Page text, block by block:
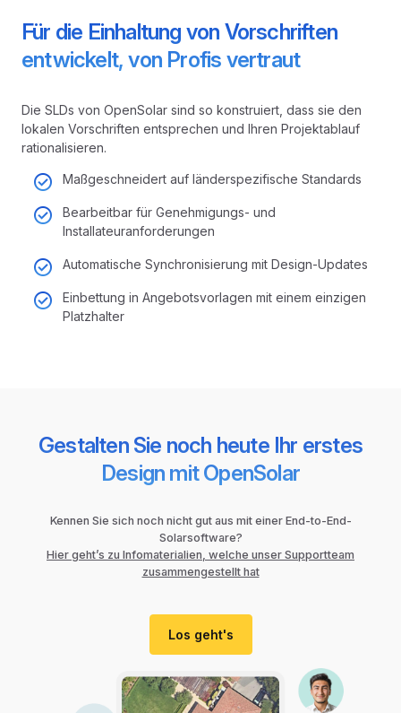
Für die Einhaltung von Vorschriften
entwickelt, von Profis vertraut
Die SLDs von OpenSolar sind so konstruiert, dass sie den
lokalen Vorschriften entsprechen und Ihren Projektablauf
rationalisieren.
Maßgeschneidert auf länderspezifische Standards
Bearbeitbar für Genehmigungs- und
Installateuranforderungen
Automatische Synchronisierung mit Design-Updates
Einbettung in Angebotsvorlagen mit einem einzigen
Platzhalter
Gestalten Sie noch heute Ihr erstes
Design mit OpenSolar
Kennen Sie sich noch nicht gut aus mit einer End-to-End-
Solarsoftware?
Hier geht’s zu Infomaterialien, welche unser Supportteam
zusammengestellt hat
Los geht's